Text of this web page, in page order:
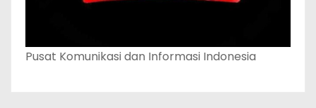
Pusat Komunikasi dan Informasi Indonesia